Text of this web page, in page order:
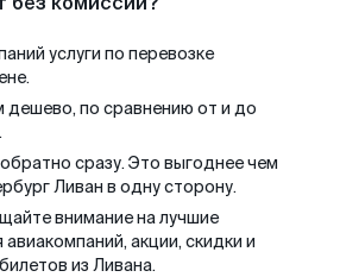
услуги по перевозке
дешево, по сравнению от и до
сразу. Это выгоднее чем
Ливан в одну сторону.
внимание на лучшие
акции, скидки и
из Ливана.